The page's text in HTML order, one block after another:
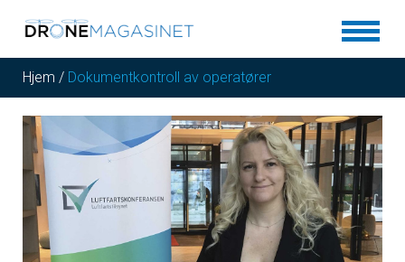
Hjem / Dokumentkontroll av operatører